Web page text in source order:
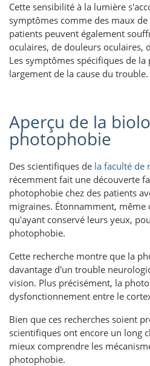
Cette sensibilité à la lumière
symptômes comme des maux
patients peuvent également
oculaires, de douleurs oculaires,
Les symptômes spécifiques de
largement de la cause du trouble.
Aperçu de la
photophobie
Des scientifiques de la faculté de
récemment fait une découverte
photophobie chez des patients
migraines. Étonnamment, même
qu'ayant conservé leurs yeux,
photophobie.
Cette recherche montre que la
davantage d'un trouble
vision. Plus précisément, la
dysfonctionnement entre le
Bien que ces recherches soient
scientifiques ont encore un long
mieux comprendre les
photophobie.